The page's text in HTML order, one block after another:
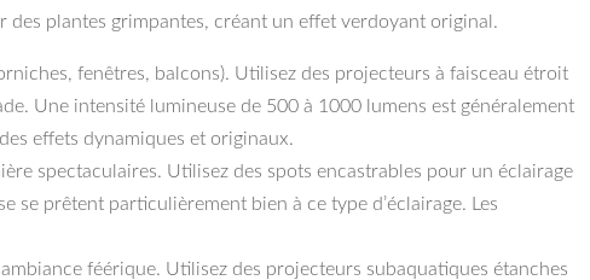
plantes grimpantes, créant un effet verdoyant original.
fenêtres, balcons). Utilisez des projecteurs à faisceau étroit
Une intensité lumineuse de 500 à 1000 lumens est généralement
effets dynamiques et originaux.
spectaculaires. Utilisez des spots encastrables pour un éclairage
se prêtent particulièrement bien à ce type d’éclairage. Les
féérique. Utilisez des projecteurs subaquatiques étanches